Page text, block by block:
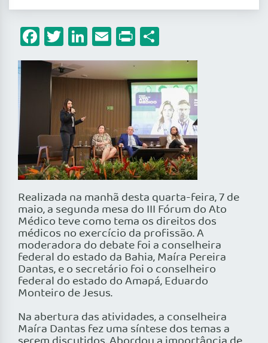
Facebook
Twitter
LinkedIn
Email
Print
Realizada na manhã desta quarta-feira, 7 de
maio, a segunda mesa do III Fórum do Ato
Médico teve como tema os direitos dos
médicos no exercício da profissão. A
moderadora do debate foi a conselheira
federal do estado da Bahia, Maíra Pereira
Dantas, e o secretário foi o conselheiro
federal do estado do Amapá, Eduardo
Monteiro de Jesus.
Na abertura das atividades, a conselheira
Maíra Dantas fez uma síntese dos temas a